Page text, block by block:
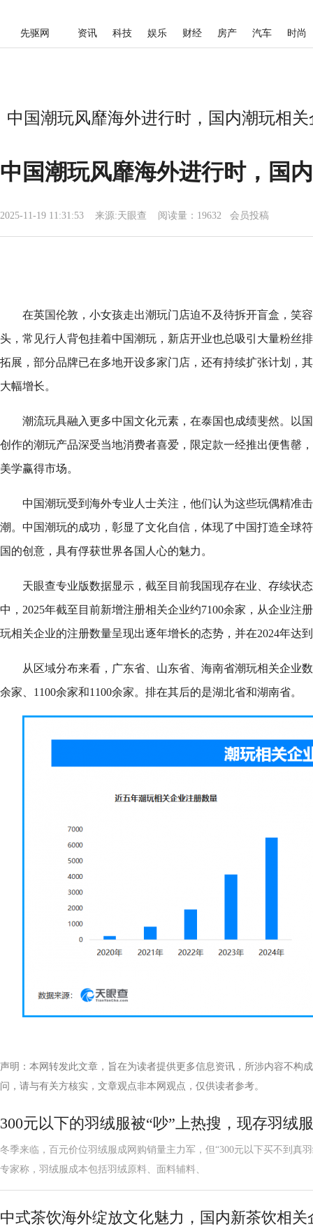
先驱网 资讯 科技 娱乐 财经 房产 汽车 时尚
中国潮玩风靡海外进行时，国内潮玩相
中国潮玩风靡海外进行时，国
2025-11-19 11:31:53 来源:天眼查 阅读量：19632 会员投稿
在英国伦敦，小女孩走出潮玩门店迫不及待拆开盲盒，笑
头，常见行人背包挂着中国潮玩，新店开业也总吸引大量粉丝
拓展，部分品牌已在多地开设多家门店，还有持续扩张计划，
大幅增长。
潮流玩具融入更多中国文化元素，在泰国也成绩斐然。以
创作的潮玩产品深受当地消费者喜爱，限定款一经推出便售罄
美学赢得市场。
中国潮玩受到海外专业人士关注，他们认为这些玩偶精准
潮。中国潮玩的成功，彰显了文化自信，体现了中国打造全球
国的创意，具有俘获世界各国人心的魅力。
天眼查专业版数据显示，截至目前我国现存在业、存续状
中，2025年截至目前新增注册相关企业约7100余家，从企业注
玩相关企业的注册数量呈现出逐年增长的态势，并在2024年达
从区域分布来看，广东省、山东省、海南省潮玩相关企业
余家、1100余家和1100余家。排在其后的是湖北省和湖南省。
声明：本网转发此文章，旨在为读者提供更多信息资讯，所涉内容不构
问，请与有关方核实，文章观点非本网观点，仅供读者参考。
300元以下的羽绒服被“吵”上热搜，现存羽绒
冬季来临，百元价位羽绒服成网购销量主力军，但“300元以下买不到真
专家称，羽绒服成本包括羽绒原料、面料辅料、
中式茶饮海外绽放文化魅力，国内新茶饮相关